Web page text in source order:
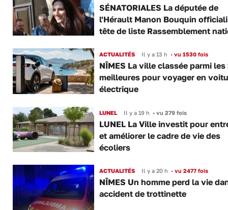
SÉNATORIALES La députée de
l'Hérault Manon Bouquin
tête de liste Rassemblement
ACTUALITÉS Il y a 13 h •vu 1530 fois
NÎMES La ville classée parmi les
meilleures pour voyager en
électrique
LUNEL Il y a 19 h •vu 279 fois
LUNEL La Ville investit pour
et améliorer le cadre de vie des
écoliers
ACTUALITÉS Il y a 20 h •vu 2477 fois
NÎMES Un homme perd la vie
accident de trottinette